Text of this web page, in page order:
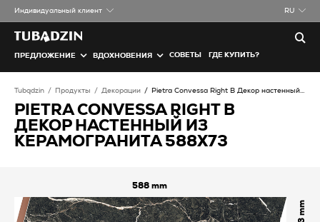
Индивидуальный клиент RU
ПРЕДЛОЖЕНИЕ ВДОХНОВЕНИЯ СОВЕТЫ ГДЕ КУПИТЬ?
Tubądzin Продукты Декорации Pietra Convessa Right B Декор настенный из керамогранита
PIETRA CONVESSA RIGHT B
ДЕКОР НАСТЕННЫЙ ИЗ
КЕРАМОГРАНИТА 588X73
588